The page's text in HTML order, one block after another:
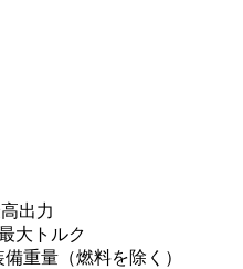
出力
大トルク
備重量（燃料を除く）